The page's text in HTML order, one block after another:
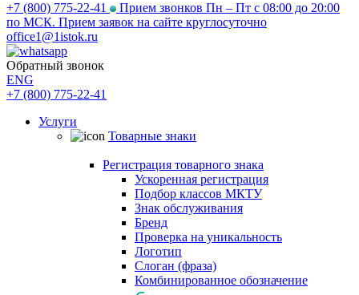
+7 (800) 775-22-41
Прием звонков Пн – Пт с 08:00 до 20:00
по МСК. Прием заявок на сайте круглосуточно
office1@1istok.ru
Обратный звонок
ENG
+7 (800) 775-22-41
Услуги
Товарные знаки
Регистрация товарного знака
Ускоренная регистрация
Подбор классов МКТУ
Знак обслуживания
Бренд
Проверка на уникальность
Логотип
Слоган (фраза)
Комбинированное обозначение